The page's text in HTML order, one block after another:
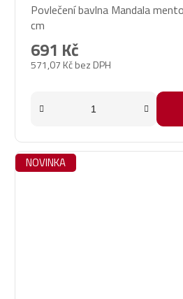
Povlečení bavlna Mandala
cm
571,07 Kč bez DPH
691 Kč
NOVINKA